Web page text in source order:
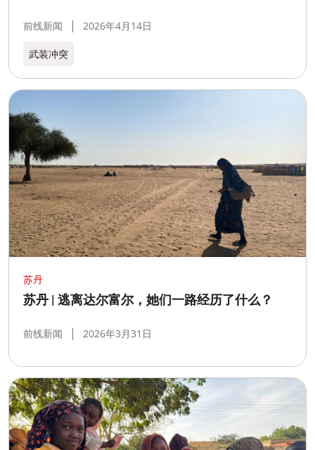
前线新闻 2026年4月14日
武装冲突
苏丹
苏丹 | 逃离达尔富尔，她们一路经历了什么？
前线新闻 2026年3月31日